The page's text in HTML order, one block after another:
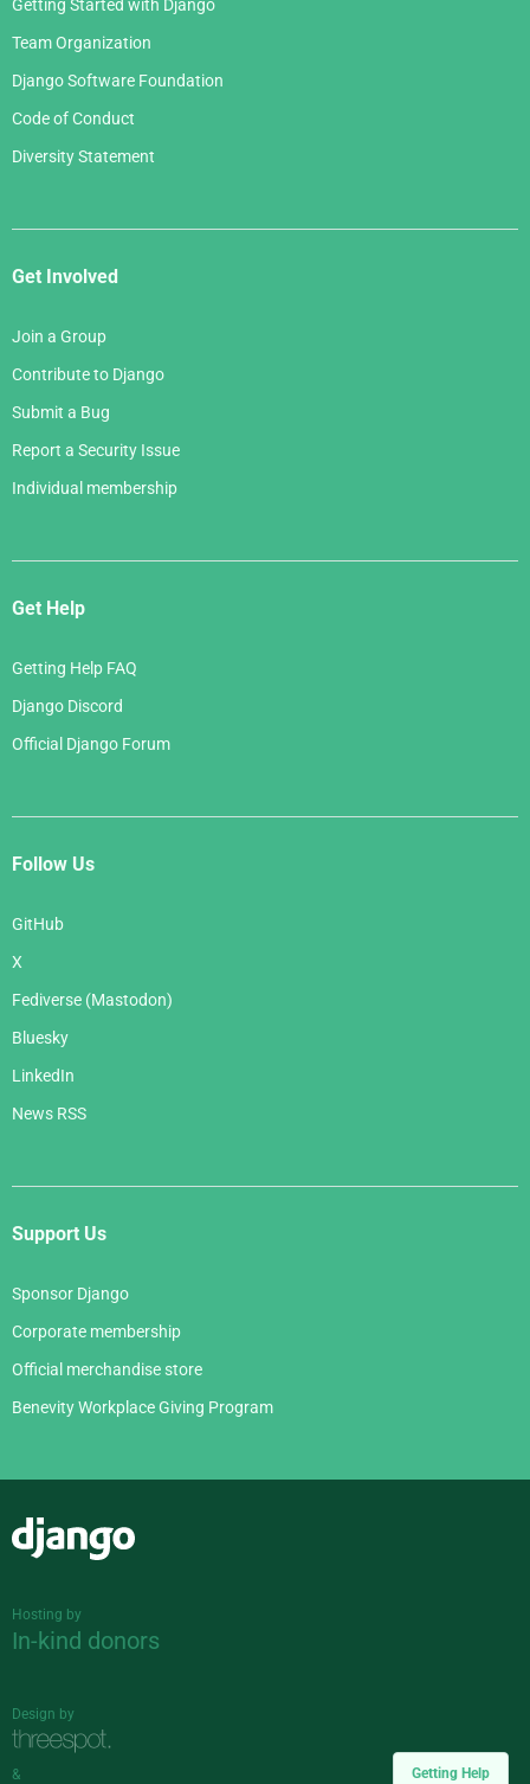
Getting Help
Getting Started with Django
Team Organization
Django Software Foundation
Code of Conduct
Diversity Statement
Get Involved
Join a Group
Contribute to Django
Submit a Bug
Report a Security Issue
Individual membership
Get Help
Getting Help FAQ
Django Discord
Official Django Forum
Follow Us
GitHub
X
Fediverse (Mastodon)
Bluesky
LinkedIn
News RSS
Support Us
Sponsor Django
Corporate membership
Official merchandise store
Benevity Workplace Giving Program
Hosting by
In-kind donors
Design by
&